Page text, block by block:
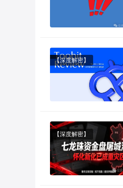
【深度解密】
【深度解密】